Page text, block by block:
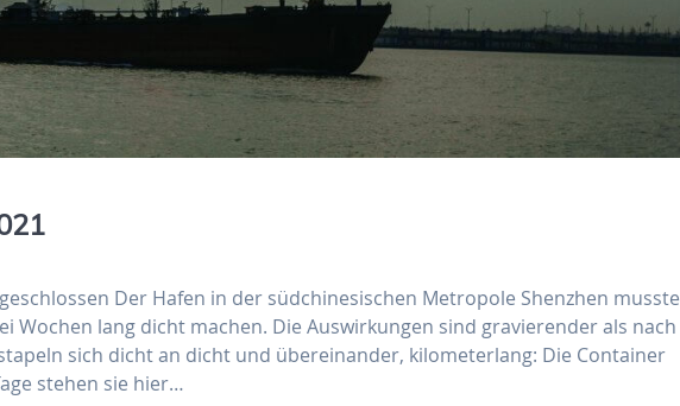
Der Hafen in der südchinesischen Metropole Shenzhen musste
Wochen lang dicht machen. Die Auswirkungen sind gravierender als nach
sich dicht an dicht und übereinander, kilometerlang: Die Container
stehen sie hier…